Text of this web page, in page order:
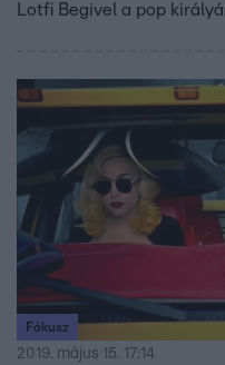
Lotfi Begivel a pop
Fókusz
2019. május 15. 17:14